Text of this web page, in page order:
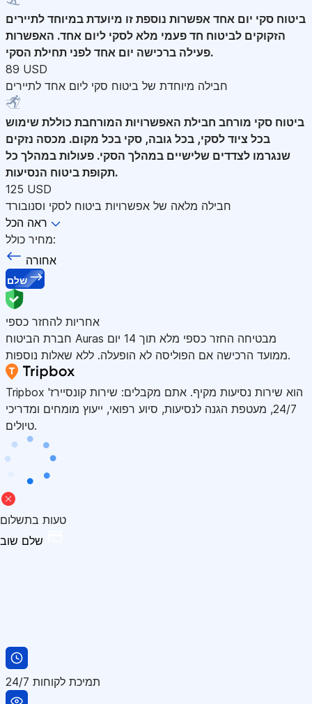
ביטוח סקי יום אחד אפשרות נוספת זו מיועדת במיוחד לתיירים
הזקוקים לביטוח חד פעמי מלא לסקי ליום אחד. האפשרות
פעילה ברכישה יום אחד לפני תחילת הסקי.
89 USD
חבילה מיוחדת של ביטוח סקי ליום אחד לתיירים
ביטוח סקי מורחב חבילת האפשרויות המורחבת כוללת שימוש
בכל ציוד לסקי, בכל גובה, סקי בכל מקום. מכסה נזקים
שנגרמו לצדדים שלישיים במהלך הסקי. פעולות במהלך כל
תקופת ביטוח הנסיעות.
125 USD
חבילה מלאה של אפשרויות ביטוח לסקי וסנובורד
ראה הכל
מחיר כולל:
אחורה
שלם
אחריות להחזר כספי
חברת הביטוח Auras מבטיחה החזר כספי מלא תוך 14 יום
ממועד הרכישה אם הפוליסה לא הופעלה. ללא שאלות נוספות.
Tripbox הוא שירות נסיעות מקיף. אתם מקבלים: שירות קונסיירז'
24/7, מעטפת הגנה לנסיעות, סיוע רפואי, ייעוץ מומחים ומדריכי
טיולים.
טעות בתשלום
תמיכת לקוחות 24/7